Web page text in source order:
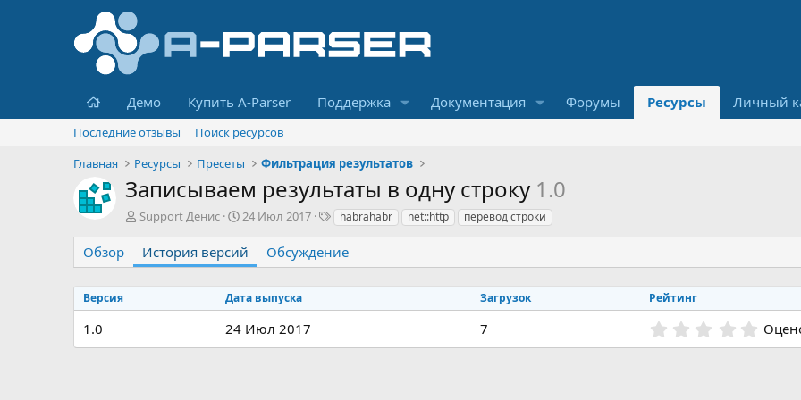
Главная
Демо Купить A-Parser Поддержка Документация Форумы Ресурсы Личный
Последние отзывы
Поиск ресурсов
Главная
Ресурсы Пресеты Фильтрация результатов
Записываем результаты в одну строку 1.0
А
т
о
Support Денис
Д
т
а
о
з
д
а
24 Июл 2017
Т
г
и
habrahabr net::http перевод строки
Обзор История версий Обсуждение
Версия Дата выпуска Загрузок Рейтинг
1.0 24 Июл 2017 7 0
,